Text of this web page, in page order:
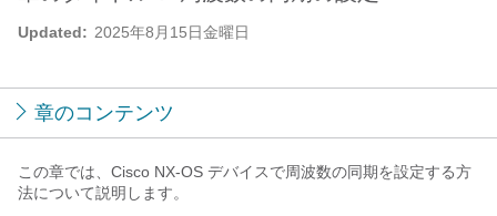
Updated: 2025年8月15日金曜日
章のコンテンツ
この章では、Cisco NX-OS デバイスで周波数の同期を設定する方
法について説明します。